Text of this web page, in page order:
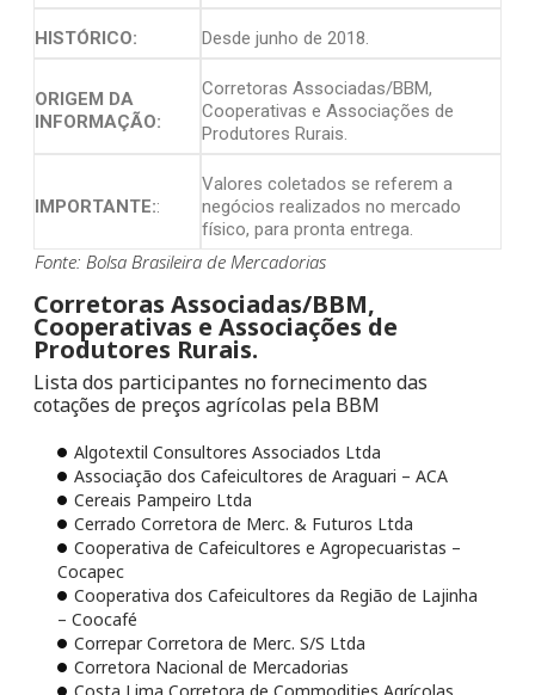
HISTÓRICO: Desde junho de 2018.
ORIGEM DA
INFORMAÇÃO:
Corretoras Associadas/BBM,
Cooperativas e Associações de
Produtores Rurais.
IMPORTANTE::
Valores coletados se referem a
negócios realizados no mercado
físico, para pronta entrega.
Fonte: Bolsa Brasileira de Mercadorias
Corretoras Associadas/BBM,
Cooperativas e Associações de
Produtores Rurais.
Lista dos participantes no fornecimento das
cotações de preços agrícolas pela BBM
Algotextil Consultores Associados Ltda
Associação dos Cafeicultores de Araguari – ACA
Cereais Pampeiro Ltda
Cerrado Corretora de Merc. & Futuros Ltda
Cooperativa de Cafeicultores e Agropecuaristas –
Cocapec
Cooperativa dos Cafeicultores da Região de Lajinha
– Coocafé
Correpar Corretora de Merc. S/S Ltda
Corretora Nacional de Mercadorias